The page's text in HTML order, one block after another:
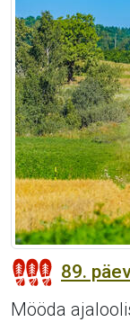
89.
Mööda